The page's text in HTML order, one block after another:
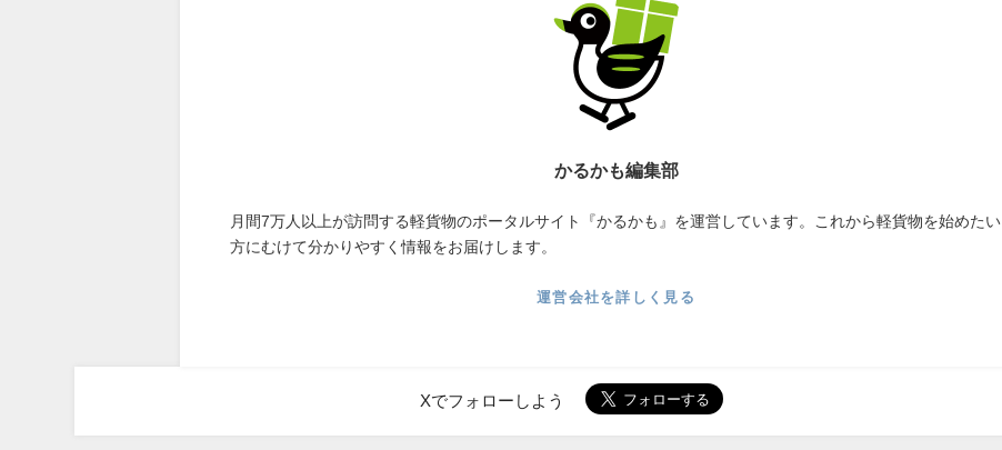
かるかも編集部
月間7万人以上が訪問する軽貨物のポータルサイト『かるかも』を運営しています。これから軽貨物を始めたい
方にむけて分かりやすく情報をお届けします。
運営会社を詳しく見る
Xでフォローしよう